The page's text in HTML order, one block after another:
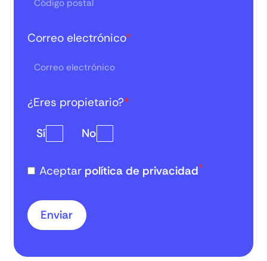
Correo electrónico*
¿Eres propietario?*
Sí No
Aceptar política de privacidad*